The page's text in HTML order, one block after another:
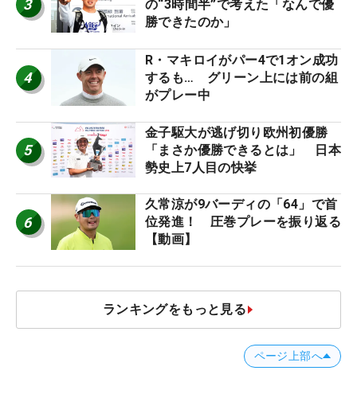
3
の“3時間半”で考えた「なんで優
勝できたのか」
4
R・マキロイがパー4で1オン成功
するも… グリーン上には前の組
がプレー中
5
金子駆大が逃げ切り欧州初優勝
「まさか優勝できるとは」 日本
勢史上7人目の快挙
6
久常涼が9バーディの「64」で首
位発進！ 圧巻プレーを振り返る
【動画】
ランキングをもっと見る
ページ上部へ